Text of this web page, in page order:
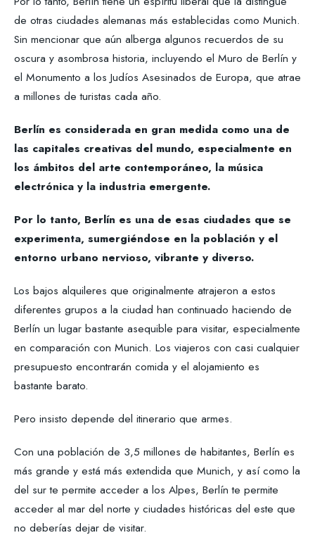
de otras ciudades alemanas más establecidas como Munich.
Sin mencionar que aún alberga algunos recuerdos de su
oscura y asombrosa historia, incluyendo el Muro de Berlín y
el Monumento a los Judíos Asesinados de Europa, que atrae
a millones de turistas cada año.
Berlín es considerada en gran medida como una de
las capitales creativas del mundo, especialmente en
los ámbitos del arte contemporáneo, la música
electrónica y la industria emergente.
Por lo tanto, Berlín es una de esas ciudades que se
experimenta, sumergiéndose en la población y el
entorno urbano nervioso, vibrante y diverso.
Los bajos alquileres que originalmente atrajeron a estos
diferentes grupos a la ciudad han continuado haciendo de
Berlín un lugar bastante asequible para visitar, especialmente
en comparación con Munich. Los viajeros con casi cualquier
presupuesto encontrarán comida y el alojamiento es
bastante barato.
Pero insisto depende del itinerario que armes.
Con una población de 3,5 millones de habitantes, Berlín es
más grande y está más extendida que Munich, y así como la
del sur te permite acceder a los Alpes, Berlín te permite
acceder al mar del norte y ciudades históricas del este que
no deberías dejar de visitar.